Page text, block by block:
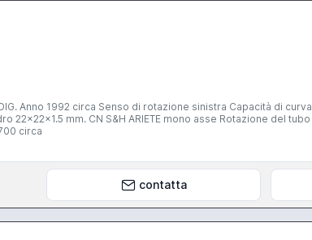
mm.
del tubo mediante pinza con camme
Kg. 2700 circa
contatta